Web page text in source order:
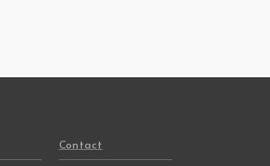
Contact